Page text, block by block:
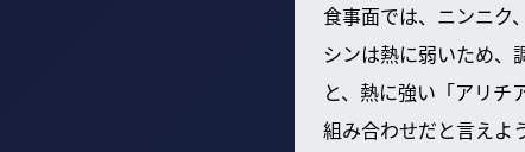
食事面では、ニンニク
シンは熱に弱いため、
と、熱に強い「アリチ
組み合わせだと言えよ